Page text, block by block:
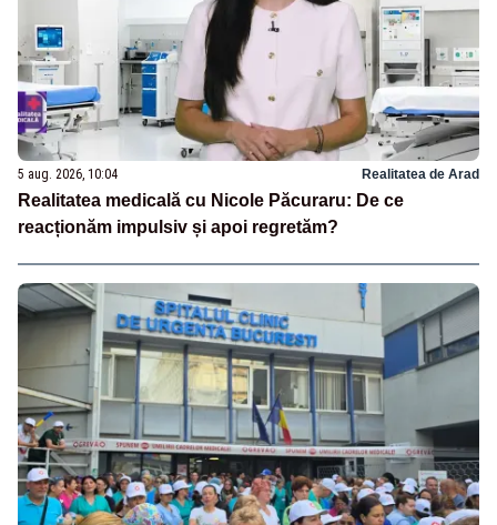
5 aug. 2026, 10:04 Realitatea de Arad
Realitatea medicală cu Nicole Păcuraru: De ce
reacționăm impulsiv și apoi regretăm?